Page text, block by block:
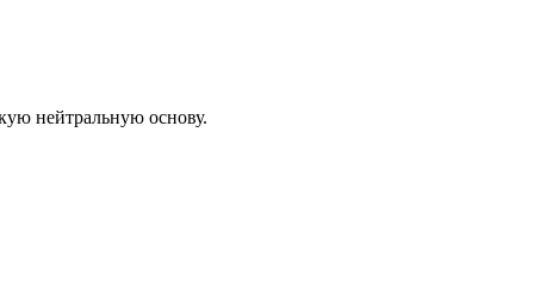
нейтральную основу.